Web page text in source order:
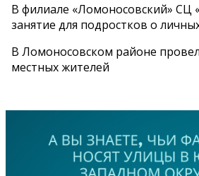
В филиале «Ломоносовский» СЦ
занятие для подростков о
В Ломоносовском районе
местных жителей